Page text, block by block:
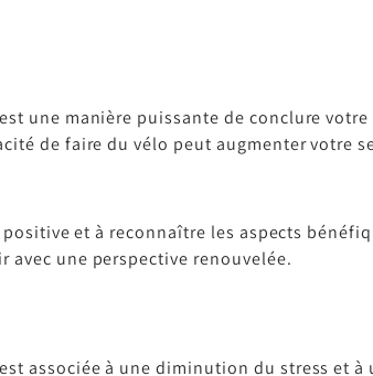
une manière puissante de conclure
de faire du vélo peut augmenter votre
et à reconnaître les aspects
une perspective renouvelée.
associée à une diminution du stress et